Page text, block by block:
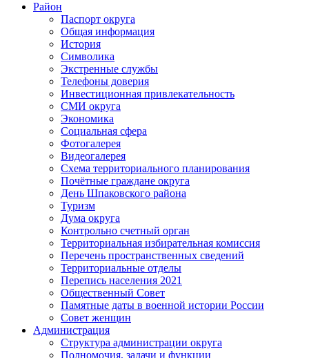
Район
Паспорт округа
Общая информация
История
Символика
Экстренные службы
Телефоны доверия
Инвестиционная привлекательность
СМИ округа
Экономика
Социальная сфера
Фотогалерея
Видеогалерея
Схема территориального планирования
Почётные граждане округа
День Шпаковского района
Туризм
Дума округа
Контрольно счетный орган
Территориальная избирательная комиссия
Перечень пространственных сведений
Территориальные отделы
Перепись населения 2021
Общественный Совет
Памятные даты в военной истории России
Совет женщин
Администрация
Структура администрации округа
Полномочия, задачи и функции